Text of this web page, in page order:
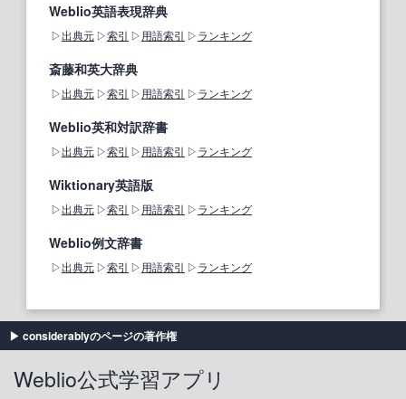
Weblio英語表現辞典
出典元 索引 用語索引 ランキング
斎藤和英大辞典
出典元 索引 用語索引 ランキング
Weblio英和対訳辞書
出典元 索引 用語索引 ランキング
Wiktionary英語版
出典元 索引 用語索引 ランキング
Weblio例文辞書
出典元 索引 用語索引 ランキング
considerablyのページの著作権
Weblio公式学習アプリ